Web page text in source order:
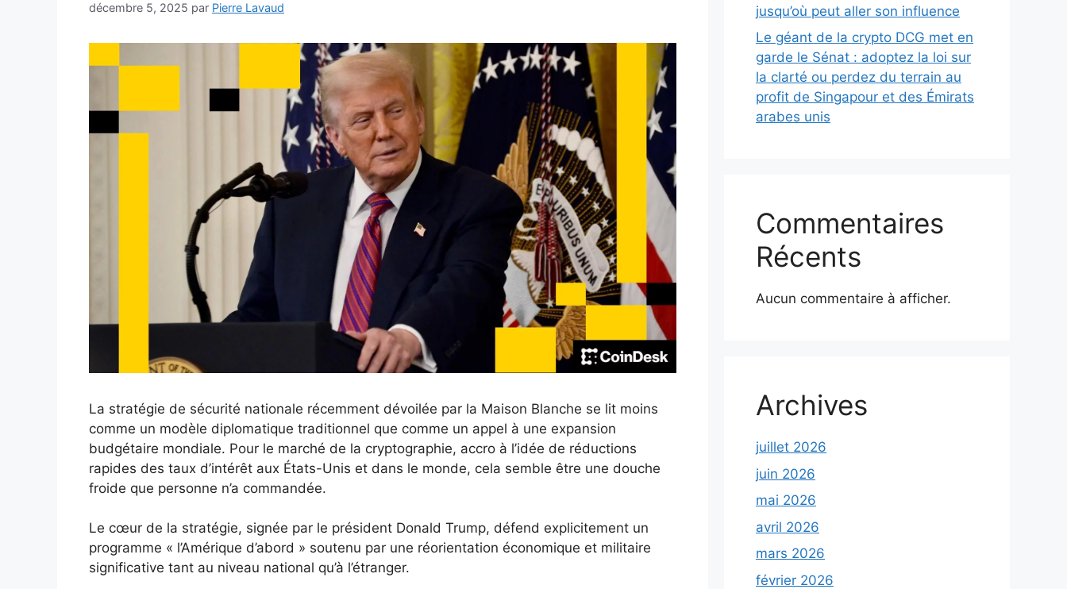
décembre 5, 2025 par Pierre Lavaud
La stratégie de sécurité nationale récemment dévoilée par la Maison Blanche se lit moins
comme un modèle diplomatique traditionnel que comme un appel à une expansion
budgétaire mondiale. Pour le marché de la cryptographie, accro à l’idée de réductions
rapides des taux d’intérêt aux États-Unis et dans le monde, cela semble être une douche
froide que personne n’a commandée.
Le cœur de la stratégie, signée par le président Donald Trump, défend explicitement un
programme « l’Amérique d’abord » soutenu par une réorientation économique et militaire
significative tant au niveau national qu’à l’étranger.
jusqu’où peut aller son influence
Le géant de la crypto DCG met en
garde le Sénat : adoptez la loi sur
la clarté ou perdez du terrain au
profit de Singapour et des Émirats
arabes unis
Commentaires
Récents
Aucun commentaire à afficher.
Archives
juillet 2026
juin 2026
mai 2026
avril 2026
mars 2026
février 2026